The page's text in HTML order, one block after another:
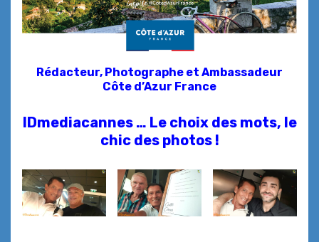
Rédacteur, Photographe et Ambassadeur
Côte d’Azur France
IDmediacannes … Le choix des mots, le
chic des photos !